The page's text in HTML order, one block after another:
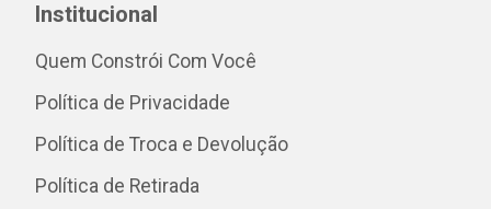
Institucional
Quem Constrói Com Você
Política de Privacidade
Política de Troca e Devolução
Política de Retirada